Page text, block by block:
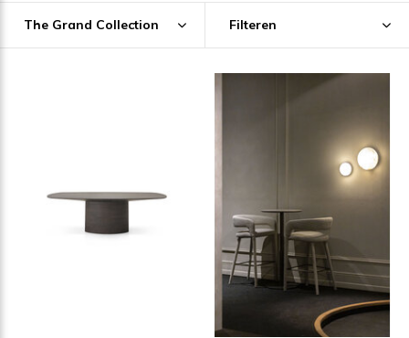
The Grand Collection Filteren